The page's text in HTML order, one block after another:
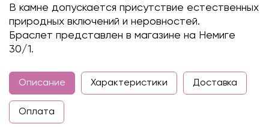
В камне допускается присутствие естественных
природных включений и неровностей.
Браслет представлен в магазине на Немиге
30/1.
Описание Характеристики Доставка
Оплата